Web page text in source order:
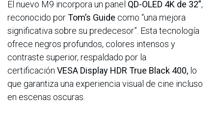
El nuevo M9 incorpora un panel QD-OLED 4K de 32”,
reconocido porTom’s Guide como “una mejora
significativa sobre su predecesor”. Esta tecnología
ofrece negros profundos, colores intensos y
contraste superior, respaldado por la
certificación VESA Display HDR True Black 400, lo
que garantiza una experiencia visual de cine incluso
en escenas oscuras.